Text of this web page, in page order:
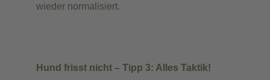
wieder normalisiert.
Hund frisst nicht – Tipp 3: Alles Taktik!